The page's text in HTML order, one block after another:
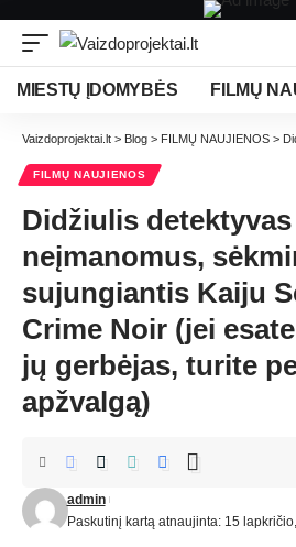
MIESTŲ ĮDOMYBĖS FILMŲ
Vaizdoprojektai.lt > Blog > FILMŲ NAUJIENOS > Didžiulis
FILMŲ NAUJIENOS
Didžiulis
neįmanomus,
sujungiantis Kaiju
Crime Noir (jei
jų gerbėjas, turite
apžvalgą)
Paskutinį kartą atnaujinta: 15
admin